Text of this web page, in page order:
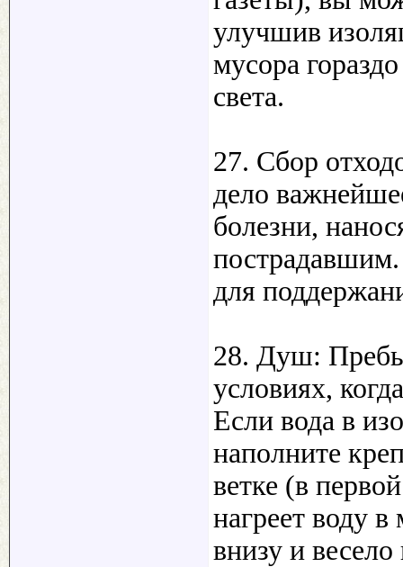
улучшив
мусора
света.
27. Сбор
дело
болезни,
для
28. Душ:
условиях,
Если вода в
наполните
ветке (в
нагреет воду
внизу и весело